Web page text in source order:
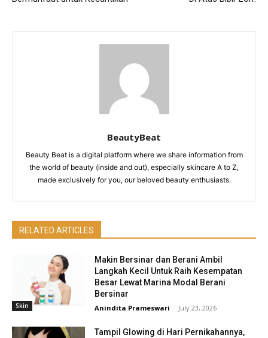
BeautyBeat
Beauty Beat is a digital platform where we share information from
the world of beauty (inside and out), especially skincare A to Z,
made exclusively for you, our beloved beauty enthusiasts.
RELATED ARTICLES
Skin
Makin Bersinar dan Berani Ambil
Langkah Kecil Untuk Raih Kesempatan
Besar Lewat Marina Modal Berani
Bersinar
Anindita Prameswari - July 23, 2026
Tampil Glowing di Hari Pernikahannya,